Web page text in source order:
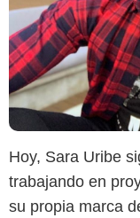
Hoy, Sara Uribe
trabajando en
su propia marca